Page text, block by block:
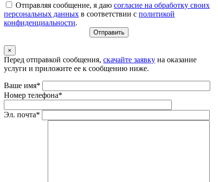
Отправляя сообщение, я даю согласие на обработку своих
персональных данных в соответствии с политикой
конфиденциальности.
×
Перед отправкой сообщения, скачайте заявку на оказание
услуги и приложите ее к сообщению ниже.
Ваше имя*
Номер телефона*
Эл. почта*